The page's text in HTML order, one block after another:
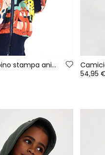
Giacca in spugna bambino stampa animali
54,95